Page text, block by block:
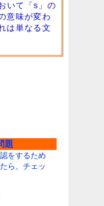
いて「s」の
意味が変わ
は単なる文
題
をするため
ら、チェッ